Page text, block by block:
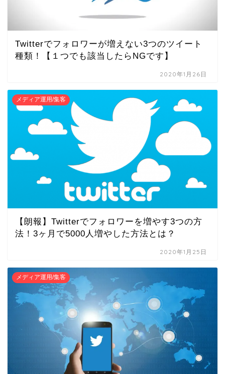
Twitterでフォロワーが増えない3つのツイート
種類！【１つでも該当したらNGです】
2020年1月26日
メディア運用/集客
【朗報】Twitterでフォロワーを増やす3つの方
法！3ヶ月で5000人増やした方法とは？
2020年1月25日
メディア運用/集客